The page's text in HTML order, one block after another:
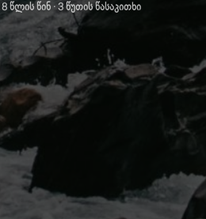
8 წლის წინ· 3 წუთის წასაკითხი